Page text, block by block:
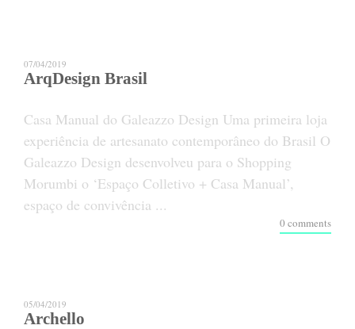
07/04/2019
ArqDesign Brasil
Casa Manual do Galeazzo Design Uma primeira loja
experiência de artesanato contemporâneo do Brasil O
Galeazzo Design desenvolveu para o Shopping
Morumbi o ‘Espaço Colletivo + Casa Manual’,
espaço de convivência ...
0 comments
05/04/2019
Archello